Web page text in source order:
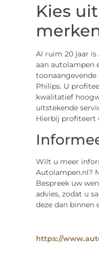
Kies
Al ruim 20 jaar
aan autolampen
toonaangevende
Philips. U
kwalitatief
uitstekende
Hierbij profiteert
Wilt u meer
Autolampen.nl?
Bespreek uw
advies, zodat u
deze dan binnen
https://